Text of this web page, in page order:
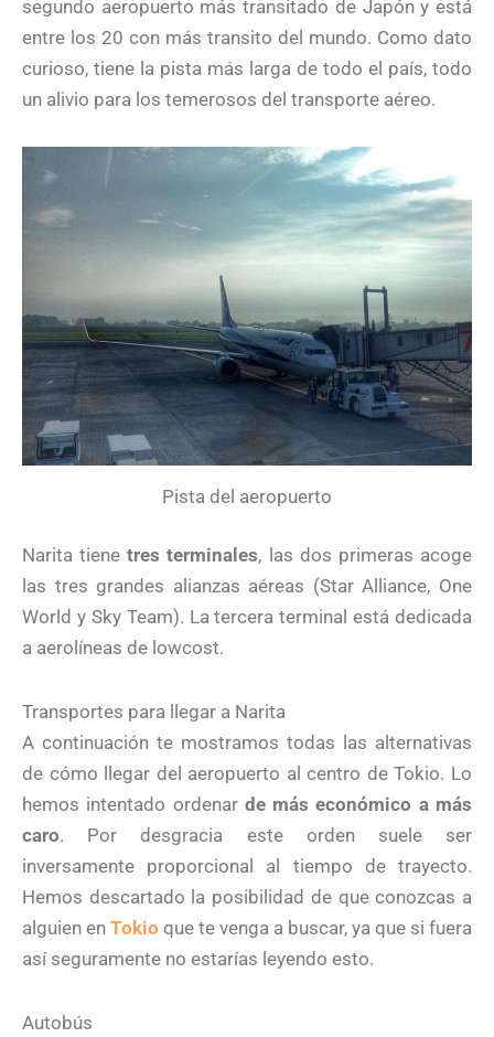
segundo aeropuerto más transitado de Japón y está
entre los 20 con más transito del mundo. Como dato
curioso, tiene la pista más larga de todo el país, todo
un alivio para los temerosos del transporte aéreo.
Pista del aeropuerto
Narita tienetres terminales, las dos primeras acoge
las tres grandes alianzas aéreas (Star Alliance, One
World y Sky Team). La tercera terminal está dedicada
a aerolíneas de lowcost.
Transportes para llegar a Narita
A continuación te mostramos todas las alternativas
de cómo llegar del aeropuerto al centro de Tokio. Lo
hemos intentado ordenar de más económico a más
caro. Por desgracia este orden suele ser
inversamente proporcional al tiempo de trayecto.
Hemos descartado la posibilidad de que conozcas a
alguien en Tokio que te venga a buscar, ya que si fuera
así seguramente no estarías leyendo esto.
Autobús